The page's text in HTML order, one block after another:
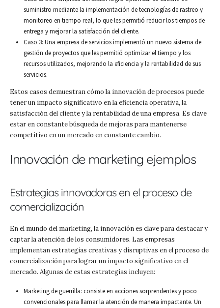
suministro mediante la implementación de tecnologías de rastreo y
monitoreo en tiempo real, lo que les permitió reducir los tiempos de
entrega y mejorar la satisfacción del cliente.
Caso 3: Una empresa de servicios implementó un nuevo sistema de
gestión de proyectos que les permitió optimizar el tiempo y los
recursos utilizados, mejorando la eficiencia y la rentabilidad de sus
servicios.
Estos casos demuestran cómo la innovación de procesos puede
tener un impacto significativo en la eficiencia operativa, la
satisfacción del cliente y la rentabilidad de una empresa. Es clave
estar en constante búsqueda de mejoras para mantenerse
competitivo en un mercado en constante cambio.
Innovación de marketing ejemplos
Estrategias innovadoras en el proceso de
comercialización
En el mundo del marketing, la innovación es clave para destacar y
captar la atención de los consumidores. Las empresas
implementan estrategias creativas y disruptivas en el proceso de
comercialización para lograr un impacto significativo en el
mercado. Algunas de estas estrategias incluyen:
Marketing de guerrilla: consiste en acciones sorprendentes y poco
convencionales para llamar la atención de manera impactante. Un